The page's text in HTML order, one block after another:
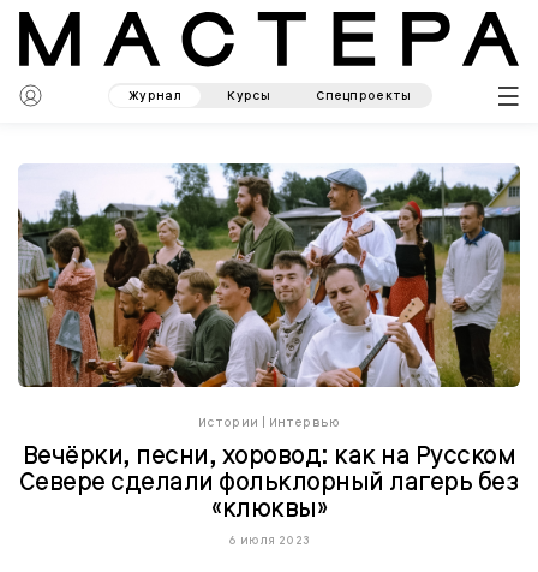
Журнал Курсы Спецпроекты
Истории Интервью
Вечёрки, песни, хоровод: как на Русском
Севере сделали фольклорный лагерь без
«клюквы»
6 июля 2023